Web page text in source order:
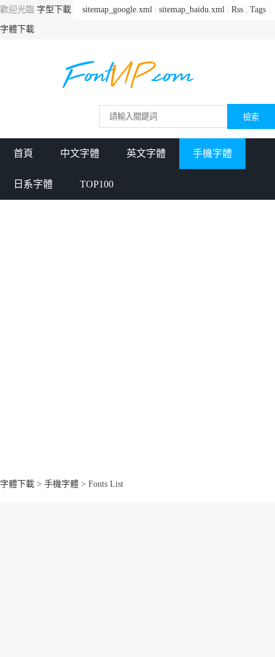
sitemap_google.xml sitemap_baidu.xml Rss Tags
歡迎光臨 字型下載
字體下載
首頁 中文字體 英文字體 手機字體
日系字體 TOP100
字體下載 > 手機字體 > Fonts List